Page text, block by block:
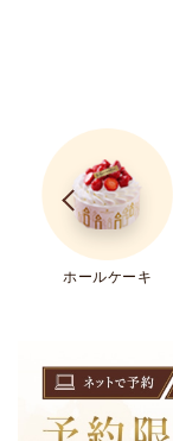
ホールケーキ